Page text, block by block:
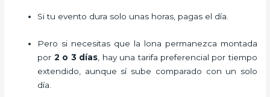
Si tu evento dura solo unas horas, pagas el día.
Pero si necesitas que la lona permanezca montada
por 2 o 3 días , hay una tarifa preferencial por tiempo
extendido, aunque sí sube comparado con un solo
día.